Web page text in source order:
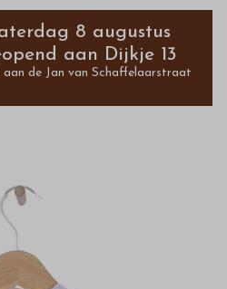
8 augustus
aan Dijkje 13
aan de Jan van Schaffelaarstraat